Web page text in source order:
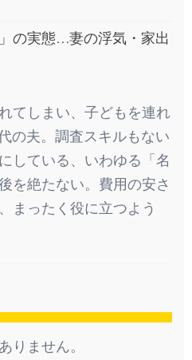
の実態…妻の浮気・家出
てしまい、子どもを連れ
の夫。調査スキルもない
している、いわゆる「名
を絶たない。費用の安さ
まったく役に立つよう
りません。